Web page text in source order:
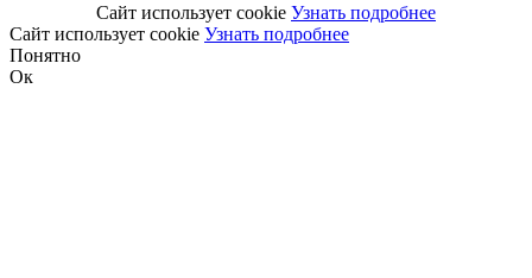
Сайт использует cookie Узнать подробнее
Сайт использует cookie Узнать подробнее
Понятно
Ок